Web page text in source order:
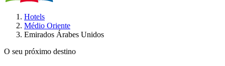
Hotels
Médio Oriente
Emirados Árabes Unidos
O seu próximo destino